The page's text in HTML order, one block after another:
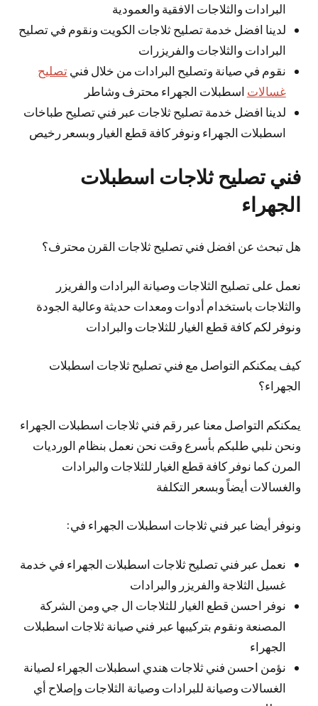
البرادات والثلاجات الافقية والعمودية
لدينا افضل خدمة تصليح ثلاجات الكويت ونقوم في تصليح
البرادات والثلاجات والفريزرات
نقوم في صيانة وتصليح البرادات من خلال فنيتصليح
غسالات اسطبلات الجهراء محترف وشاطر
لدينا افضل خدمة تصليح ثلاجات عبر فني تصليح طباخات
اسطبلات الجهراء ونوفر كافة قطع الغيار وبسعر رخيص
فني تصليح ثلاجات اسطبلات
الجهراء
هل تبحث عن افضل فني تصليح ثلاجات القرن محترف؟
نعمل على تصليح الثلاجات وصيانة البرادات والفريزر
والثلاجات باستخدام أدوات ومعدات حديثة وعالية الجودة
ونوفر لكم كافة قطع الغيار للثلاجات والبرادات
كيف يمكنكم التواصل مع فني تصليح ثلاجات اسطبلات
الجهراء؟
يمكنكم التواصل معنا عبر رقم فني ثلاجات اسطبلات الجهراء
ونحن نلبي طلبكم بأسرع وقت نحن نعمل بنظام الورديات
المرن كما نوفر كافة قطع الغيار للثلاجات والبرادات
والغسالات أيضاً وبسعر التكلفة
ونوفر أيضا عبر فني ثلاجات اسطبلات الجهراء في:
نعمل عبر فني تصليح ثلاجات اسطبلات الجهراء في خدمة
غسيل الثلاجة والفريزر والبرادات
نوفر احسن قطع الغيار للثلاجات ال جي ومن الشركة
المصنعة ونقوم بتركيبها عبر فني صيانة ثلاجات اسطبلات
الجهراء
نؤمن احسن فني ثلاجات هندي اسطبلات الجهراء لصيانة
الغسالات وصيانة للبرادات وصيانة الثلاجات وإصلاح أي